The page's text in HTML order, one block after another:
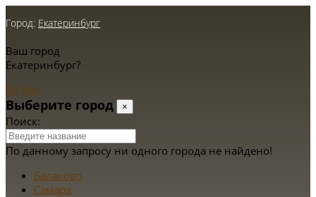
Город: Екатеринбург
Ваш город
Екатеринбург?
Да Нет
Выберите город ×
Поиск:
По данному запросу ни одного города не найдено!
Балаково
Самара